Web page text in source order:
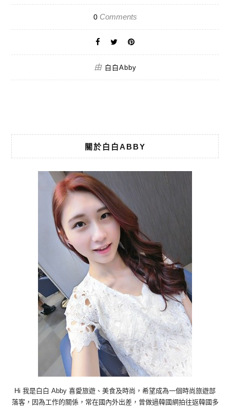
0Comments
由 白白Abby
關於白白ABBY
Hi 我是白白 Abby 喜愛旅遊、美食及時尚，希望成為一個時尚旅遊部
落客，因為工作的關係，常在國內外出差，曾做過韓國網拍往返韓國多